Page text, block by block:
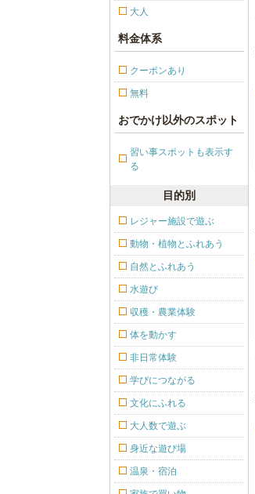
大人
料金体系
クーポンあり
無料
おでかけ以外のスポット
習い事スポットも表示す
る
目的別
レジャー施設で遊ぶ
動物・植物とふれあう
自然とふれあう
水遊び
収穫・農業体験
体を動かす
非日常体験
学びにつながる
文化にふれる
大人数で遊ぶ
身近な遊び場
温泉・宿泊